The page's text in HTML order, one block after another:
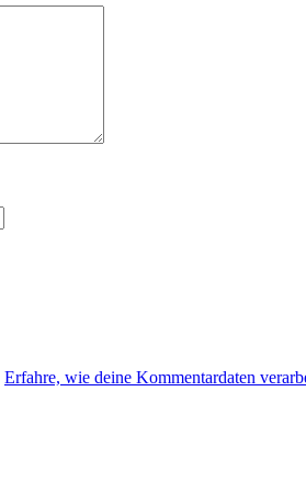
Erfahre, wie deine Kommentardaten